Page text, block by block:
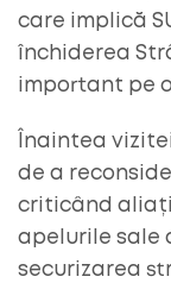
care implică
închiderea
important pe
Înaintea
de a
criticând
apelurile sale
securizarea